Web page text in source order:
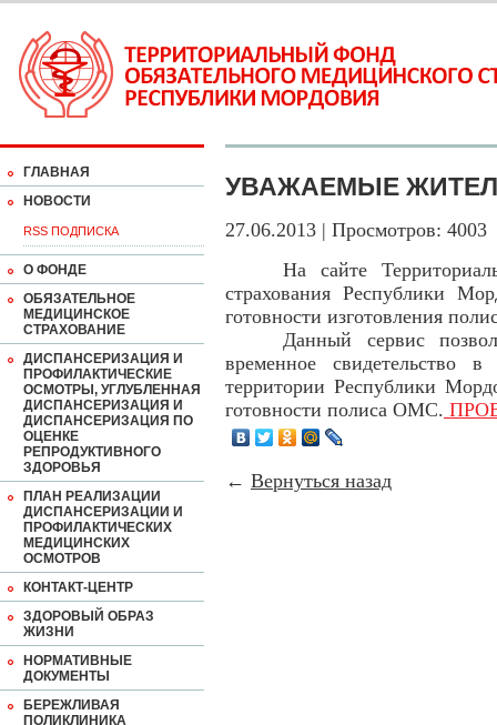
ГЛАВНАЯ
НОВОСТИ
RSS ПОДПИСКА
О ФОНДЕ
ОБЯЗАТЕЛЬНОЕ
МЕДИЦИНСКОЕ
СТРАХОВАНИЕ
ДИСПАНСЕРИЗАЦИЯ И
ПРОФИЛАКТИЧЕСКИЕ
ОСМОТРЫ, УГЛУБЛЕННАЯ
ДИСПАНСЕРИЗАЦИЯ И
ДИСПАНСЕРИЗАЦИЯ ПО
ОЦЕНКЕ
РЕПРОДУКТИВНОГО
ЗДОРОВЬЯ
ПЛАН РЕАЛИЗАЦИИ
ДИСПАНСЕРИЗАЦИИ И
ПРОФИЛАКТИЧЕСКИХ
МЕДИЦИНСКИХ
ОСМОТРОВ
КОНТАКТ-ЦЕНТР
ЗДОРОВЫЙ ОБРАЗ
ЖИЗНИ
НОРМАТИВНЫЕ
ДОКУМЕНТЫ
БЕРЕЖЛИВАЯ
ПОЛИКЛИНИКА
УВАЖАЕМЫЕ
27.06.2013 | Просмотров: 4003
На сайте
страхования Республики
готовности изготовления
Данный сервис
временное свидетельство
территории Республики
готовности полиса ОМС.
← Вернуться назад